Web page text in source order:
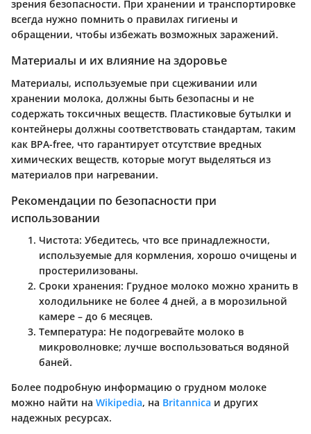
зрения безопасности. При хранении и транспортировке
всегда нужно помнить о правилах гигиены и
обращении, чтобы избежать возможных заражений.
Материалы и их влияние на здоровье
Материалы, используемые при сцеживании или
хранении молока, должны быть безопасны и не
содержать токсичных веществ. Пластиковые бутылки и
контейнеры должны соответствовать стандартам, таким
как BPA-free, что гарантирует отсутствие вредных
химических веществ, которые могут выделяться из
материалов при нагревании.
Рекомендации по безопасности при
использовании
Чистота: Убедитесь, что все принадлежности,
используемые для кормления, хорошо очищены и
простерилизованы.
Сроки хранения: Грудное молоко можно хранить в
холодильнике не более 4 дней, а в морозильной
камере – до 6 месяцев.
Температура: Не подогревайте молоко в
микроволновке; лучше воспользоваться водяной
баней.
Более подробную информацию о грудном молоке
можно найти на Wikipedia, на Britannica и других
надежных ресурсах.